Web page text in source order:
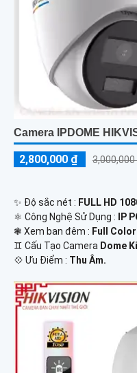
Camera IPDOME
2,800,000 ₫ 3,000,000
✨ Độ sắc nét : FULL HD
⚛️ Công Nghệ Sử Dụng :
IP
❃ Xem ban đêm : Full
♊ Cấu Tạo Camera Dome
️💠 Ưu Điểm : Thu Âm.